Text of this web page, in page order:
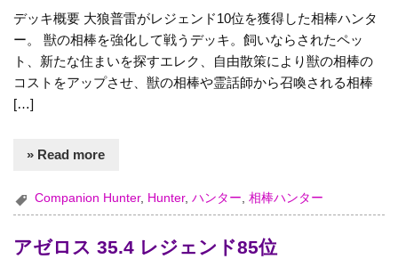
デッキ概要 大狼普雷がレジェンド10位を獲得した相棒ハンタ
ー。 獣の相棒を強化して戦うデッキ。飼いならされたペッ
ト、新たな住まいを探すエレク、自由散策により獣の相棒の
コストをアップさせ、獣の相棒や霊話師から召喚される相棒
[…]
» Read more
Companion Hunter, Hunter,ハンター,相棒ハンター
アゼロス 35.4 レジェンド85位